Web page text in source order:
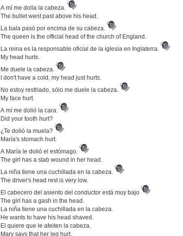
A mí me dolía la cabeza.
The bullet went past above his head.
La bala pasó por encima de su cabeza.
The queen is the official head of the church of England.
La reina es la responsable oficial de la iglesia en Inglaterra.
My head hurts.
Me duele la cabeza.
I don't have a cold, my head just hurts.
No estoy resfriado, sólo me duele la cabeza.
My face hurt.
A mí me dolió la cara.
Did your tooth hurt?
¿Te dolió la muela?
María's stomach hurt.
A María le dolió el estómago.
The girl has a stab wound in her head.
La niña tiene una cuchillada en la cabeza.
The driver's head rest is very low.
El cabecero del asiento del conductor está muy bajo
The girl has a gash in the head.
La niña tiene una cuchillada en la cabeza.
He wants to have his head shaved.
El quiere que le afeiten la cabeza.
Mary says that her leg hurt.